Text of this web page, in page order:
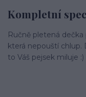
Kompletní
Ručně pletená
která nepouští chlup.
to Váš pejsek miluje :)